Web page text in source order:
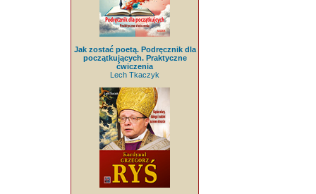
Jak zostać poetą. Podręcznik dla
początkujących. Praktyczne
ćwiczenia
Lech Tkaczyk